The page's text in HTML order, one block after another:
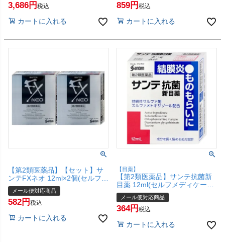
送料無料】
3,686 税込
カートに入れる
応商品】【SBT】
859 税込
カートに入れる
【第2類医薬品】【セット】サ
ンテFXネオ 12ml×2個(セルフメ
ディケーション税制対象)【参
天製薬株式会社】【メール便対
応商品】【SBT】
メール便対応商品
582 税込
カートに入れる
【目薬】
【第2類医薬品】サンテ抗菌新
目薬 12ml(セルフメディケーシ
ョン税制対象)【目薬】【参天
製薬株式会社】【メール便対応
商品】【SBT】
メール便対応商品
364 税込
カートに入れる